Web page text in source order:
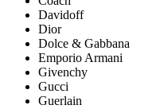
Davidoff
Dior
Dolce & Gabbana
Emporio Armani
Givenchy
Gucci
Guerlain